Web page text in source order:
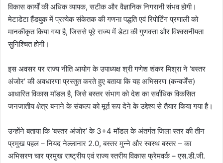
विकास कार्यों की अधिक व्यापक, सटीक और वैज्ञानिक निगरानी संभव होगी।
मेटाडेटा हैंडबुक में प्रत्येक संकेतक की गणना पद्धति एवं रिपोर्टिंग प्रणाली को
मानकीकृत किया गया है, जिससे पूरे राज्य में डेटा की गुणवत्ता और विश्वसनीयता
सुनिश्चित होगी।
इस अवसर पर राज्य नीति आयोग के उपाध्यक्ष श्री गणेश शंकर मिश्रा ने ‘बस्तर
अंजोर’ की अवधारणा प्रस्तुत करते हुए बताया कि यह अभिसरण (कन्वर्जेंस)
आधारित विकास मॉडल है, जिसे बस्तर संभाग को देश का सर्वाधिक विकसित
जनजातीय क्षेत्र बनाने के संकल्प को मूर्त रूप देने के उद्देश्य से तैयार किया गया है।
उन्होंने बताया कि ‘बस्तर अंजोर’ के 3+4 मॉडल के अंतर्गत जिला स्तर की तीन
प्रमुख पहल – नियद नेल्लानार 2.0, बस्तर मुन्ने और स्वस्थ बस्तर – का
अभिसरण चार प्रमुख राष्ट्रीय एवं राज्य स्तरीय विकास फ्रेमवर्क – एस.डी.जी.